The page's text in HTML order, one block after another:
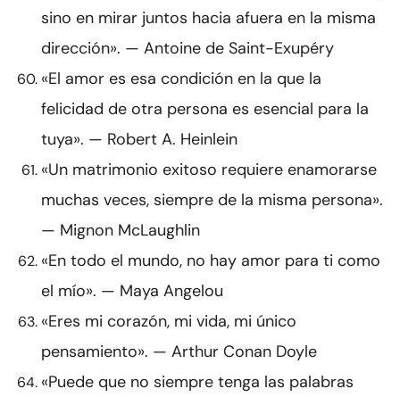
sino en mirar juntos hacia afuera en la misma
dirección». — Antoine de Saint-Exupéry
«El amor es esa condición en la que la
felicidad de otra persona es esencial para la
tuya». — Robert A. Heinlein
«Un matrimonio exitoso requiere enamorarse
muchas veces, siempre de la misma persona».
— Mignon McLaughlin
«En todo el mundo, no hay amor para ti como
el mío». — Maya Angelou
«Eres mi corazón, mi vida, mi único
pensamiento». — Arthur Conan Doyle
«Puede que no siempre tenga las palabras